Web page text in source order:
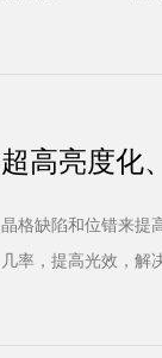
超高亮度化
晶格缺陷和位错来提
几率，提高光效，解